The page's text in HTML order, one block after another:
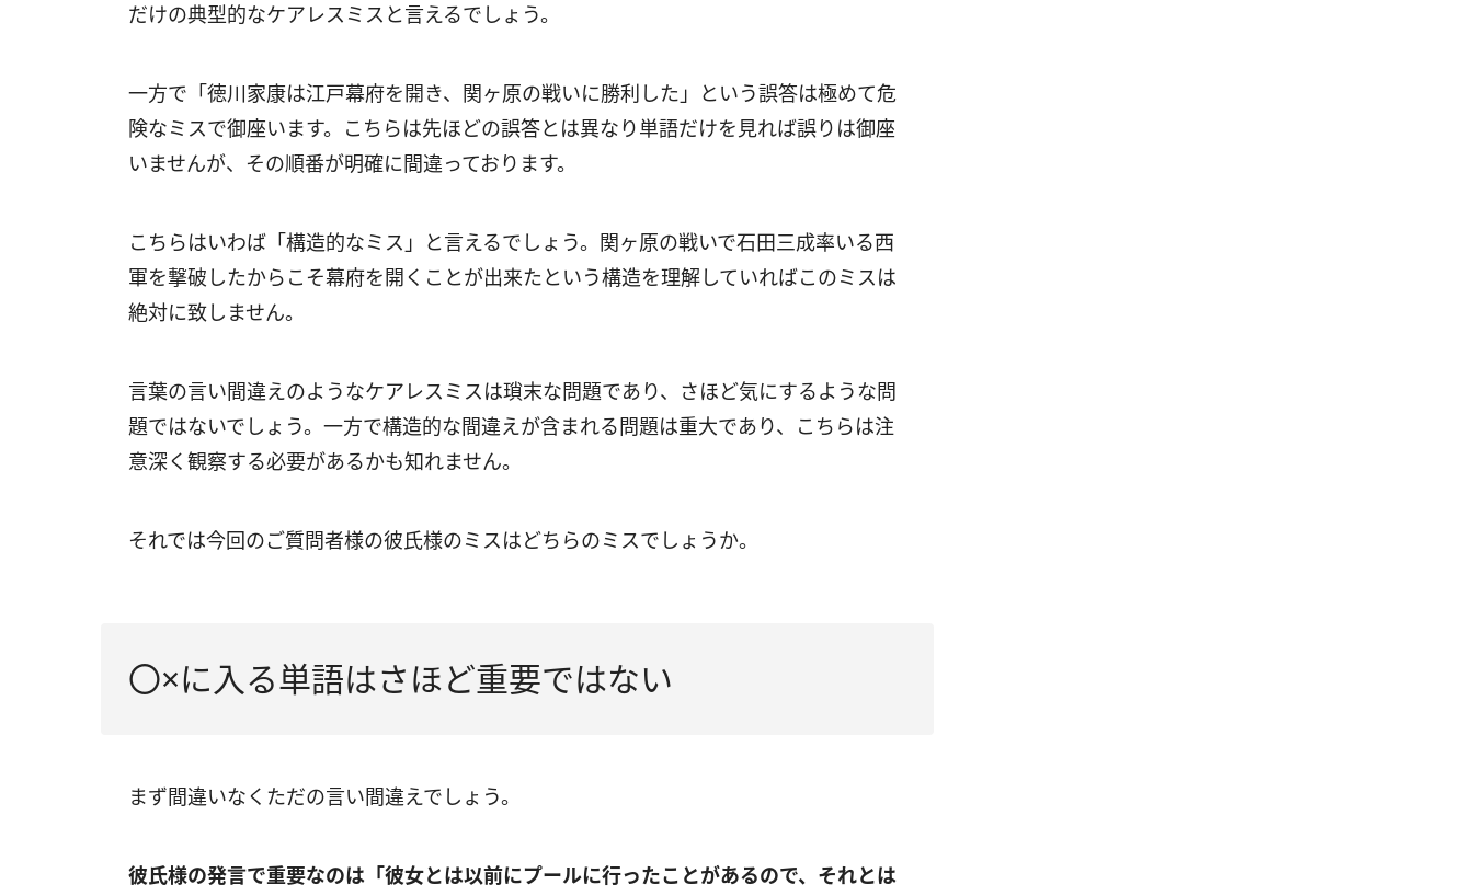
だけの典型的なケアレスミスと言えるでしょう。
一方で「徳川家康は江戸幕府を開き、関ヶ原の戦いに勝利した」という誤答は極めて危
険なミスで御座います。こちらは先ほどの誤答とは異なり単語だけを見れば誤りは御座
いませんが、その順番が明確に間違っております。
こちらはいわば「構造的なミス」と言えるでしょう。関ヶ原の戦いで石田三成率いる西
軍を撃破したからこそ幕府を開くことが出来たという構造を理解していればこのミスは
絶対に致しません。
言葉の言い間違えのようなケアレスミスは瑣末な問題であり、さほど気にするような問
題ではないでしょう。一方で構造的な間違えが含まれる問題は重大であり、こちらは注
意深く観察する必要があるかも知れません。
それでは今回のご質問者様の彼氏様のミスはどちらのミスでしょうか。
〇×に入る単語はさほど重要ではない
まず間違いなくただの言い間違えでしょう。
彼氏様の発言で重要なのは「彼女とは以前にプールに行ったことがあるので、それとは